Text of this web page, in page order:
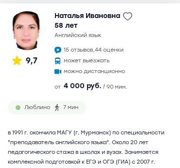
9,7
Наталья Ивановна
58 лет
английский язык
15 отзывов,44 оценки
может выезжать
можно дистанционно
от 4 000 руб. / 90 мин.
Люблино 7 мин
в 1991 г. окончила МАГУ (г. Мурманск) по специальности
"преподаватель английского языка". Около 20 лет
педагогического стажа в школах и вузах. Занимается
комплексной подготовкой к ЕГЭ и ОГЭ (ГИА) с 2007 г.